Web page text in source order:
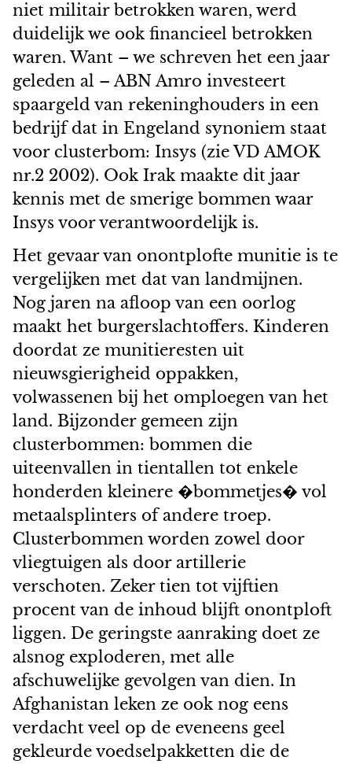
niet militair betrokken waren, werd
duidelijk we ook financieel betrokken
waren. Want – we schreven het een jaar
geleden al – ABN Amro investeert
spaargeld van rekeninghouders in een
bedrijf dat in Engeland synoniem staat
voor clusterbom: Insys (zie VD AMOK
nr.2 2002). Ook Irak maakte dit jaar
kennis met de smerige bommen waar
Insys voor verantwoordelijk is.
Het gevaar van onontplofte munitie is te
vergelijken met dat van landmijnen.
Nog jaren na afloop van een oorlog
maakt het burgerslachtoffers. Kinderen
doordat ze munitieresten uit
nieuwsgierigheid oppakken,
volwassenen bij het omploegen van het
land. Bijzonder gemeen zijn
clusterbommen: bommen die
uiteenvallen in tientallen tot enkele
honderden kleinere �bommetjes� vol
metaalsplinters of andere troep.
Clusterbommen worden zowel door
vliegtuigen als door artillerie
verschoten. Zeker tien tot vijftien
procent van de inhoud blijft onontploft
liggen. De geringste aanraking doet ze
alsnog exploderen, met alle
afschuwelijke gevolgen van dien. In
Afghanistan leken ze ook nog eens
verdacht veel op de eveneens geel
gekleurde voedselpakketten die de